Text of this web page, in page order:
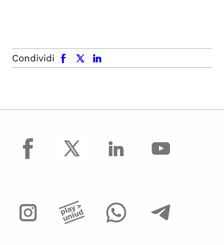
Condividi
facebook x.com linkedin
facebook